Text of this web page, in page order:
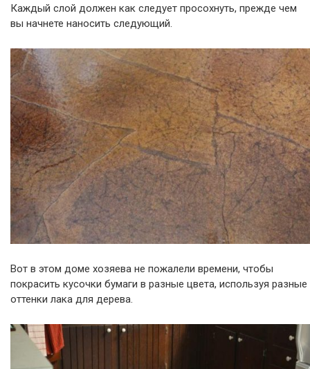
Каждый слой должен как следует просохнуть, прежде чем
вы начнете наносить следующий.
Вот в этом доме хозяева не пожалели времени, чтобы
покрасить кусочки бумаги в разные цвета, используя разные
оттенки лака для дерева.